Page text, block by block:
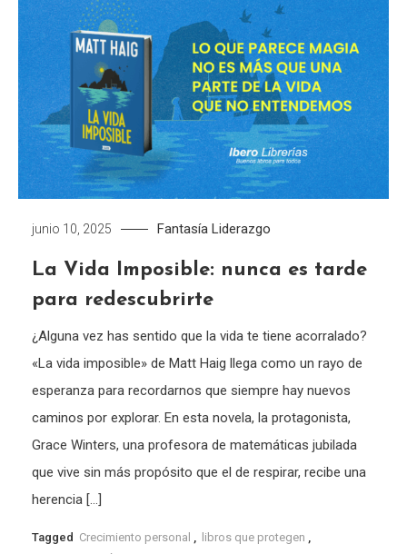
junio 10, 2025 Fantasía Liderazgo
La Vida Imposible: nunca es tarde
para redescubrirte
¿Alguna vez has sentido que la vida te tiene acorralado?
«La vida imposible» de Matt Haig llega como un rayo de
esperanza para recordarnos que siempre hay nuevos
caminos por explorar. En esta novela, la protagonista,
Grace Winters, una profesora de matemáticas jubilada
que vive sin más propósito que el de respirar, recibe una
herencia […]
Tagged Crecimiento personal libros que protegen